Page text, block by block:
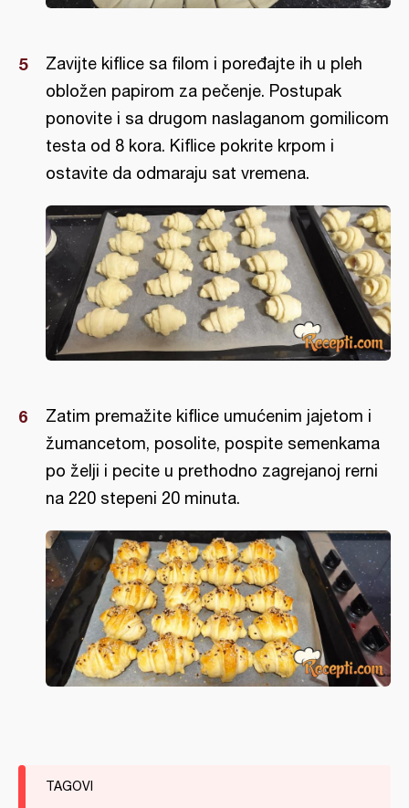
Zavijte kiflice sa filom i poređajte ih u pleh
obložen papirom za pečenje. Postupak
ponovite i sa drugom naslaganom gomilicom
testa od 8 kora. Kiflice pokrite krpom i
ostavite da odmaraju sat vremena.
Zatim premažite kiflice umućenim jajetom i
žumancetom, posolite, pospite semenkama
po želji i pecite u prethodno zagrejanoj rerni
na 220 stepeni 20 minuta.
TAGOVI